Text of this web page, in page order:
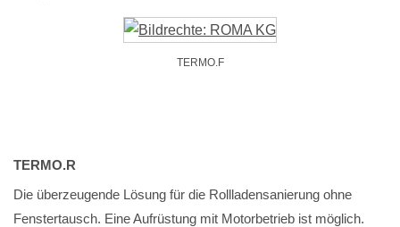
TERMO.F
TERMO.R
Die überzeugende Lösung für die Rollladensanierung ohne
Fenstertausch. Eine Aufrüstung mit Motorbetrieb ist möglich.